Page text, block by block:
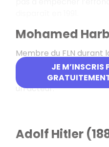
JE M’INSCRIS
Mohamed
Membre du FLN durant
ensuite contraint à l’exil
l’un des principaux
un acteur.
Adolf Hitler